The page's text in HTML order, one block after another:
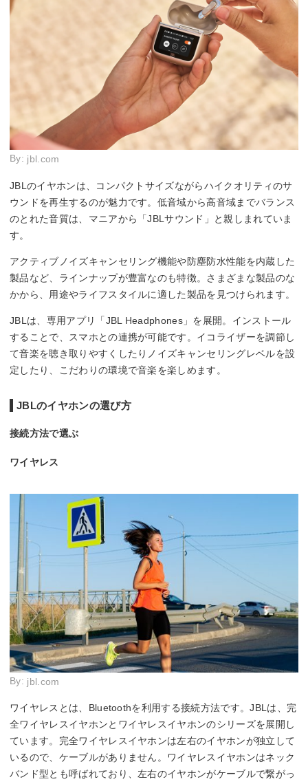
By: jbl.com
JBLのイヤホンは、コンパクトサイズながらハイクオリティのサ
ウンドを再生するのが魅力です。低音域から高音域までバランス
のとれた音質は、マニアから「JBLサウンド」と親しまれていま
す。
アクティブノイズキャンセリング機能や防塵防水性能を内蔵した
製品など、ラインナップが豊富なのも特徴。さまざまな製品のな
かから、用途やライフスタイルに適した製品を見つけられます。
JBLは、専用アプリ「JBL Headphones」を展開。インストール
することで、スマホとの連携が可能です。イコライザーを調節し
て音楽を聴き取りやすくしたりノイズキャンセリングレベルを設
定したり、こだわりの環境で音楽を楽しめます。
JBLのイヤホンの選び方
接続方法で選ぶ
ワイヤレス
By: jbl.com
ワイヤレスとは、Bluetoothを利用する接続方法です。JBLは、完
全ワイヤレスイヤホンとワイヤレスイヤホンのシリーズを展開し
ています。完全ワイヤレスイヤホンは左右のイヤホンが独立して
いるので、ケーブルがありません。ワイヤレスイヤホンはネック
バンド型とも呼ばれており、左右のイヤホンがケーブルで繋がっ